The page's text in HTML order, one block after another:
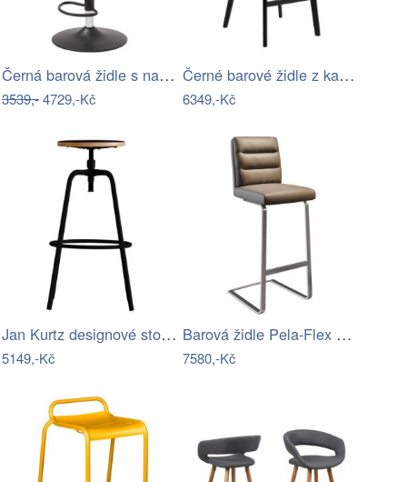
Černá barová židle s nastavitelnou…
3539,-4729,-Kč
Černé barové židle z kaučukového dřeva…
6349,-Kč
Jan Kurtz designové stoličky Paris…
5149,-Kč
Barová židle Pela-Flex pravá kůže…
7580,-Kč